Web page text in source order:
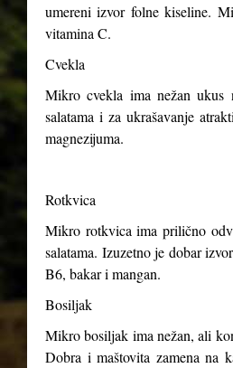
umereni izvor folne kiseline.
vitamina C.
Cvekla
Mikro cvekla ima nežan ukus
salatama i za ukrašavanje
magnezijuma.
Rotkvica
Mikro rotkvica ima prilično
salatama. Izuzetno je dobar
B6, bakar i mangan.
Bosiljak
Mikro bosiljak ima nežan, ali
Dobra i maštovita zamena na